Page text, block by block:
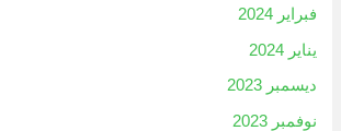
فبراير 2024
يناير 2024
ديسمبر 2023
نوفمبر 2023